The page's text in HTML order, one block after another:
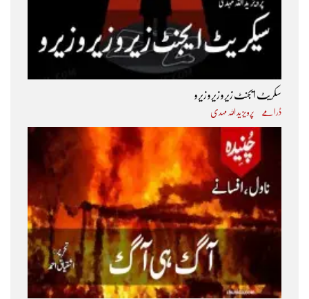
سکریٹ ایجنٹ زیرو زیرو زیرو
ڈرامے پرویز ید اللہ مہدی